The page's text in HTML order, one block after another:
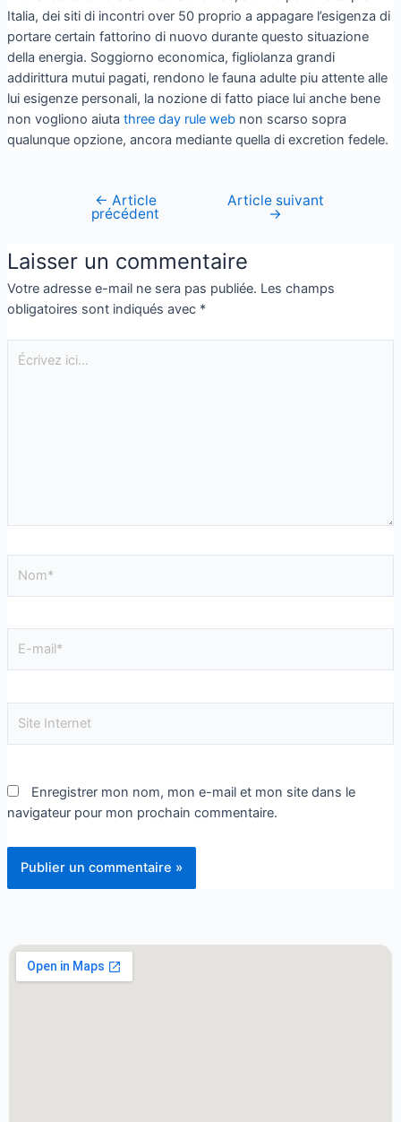
Italia, dei siti di incontri over 50 proprio a appagare l’esigenza di
portare certain fattorino di nuovo durante questo situazione
della energia. Soggiorno economica, figliolanza grandi
addirittura mutui pagati, rendono le fauna adulte piu attente alle
lui esigenze personali, la nozione di fatto piace lui anche bene
non vogliono aiuta three day rule webnon scarso sopra
qualunque opzione, ancora mediante quella di excretion fedele.
← Article
précédent
Article suivant
→
Laisser un commentaire
Votre adresse e-mail ne sera pas publiée. Les champs
obligatoires sont indiqués avec *
Enregistrer mon nom, mon e-mail et mon site dans le
navigateur pour mon prochain commentaire.